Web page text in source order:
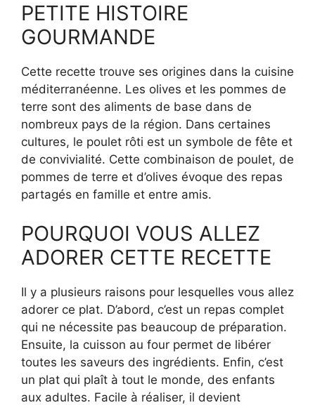
PETITE HISTOIRE
GOURMANDE
Cette recette trouve ses origines dans la cuisine
méditerranéenne. Les olives et les pommes de
terre sont des aliments de base dans de
nombreux pays de la région. Dans certaines
cultures, le poulet rôti est un symbole de fête et
de convivialité. Cette combinaison de poulet, de
pommes de terre et d’olives évoque des repas
partagés en famille et entre amis.
POURQUOI VOUS ALLEZ
ADORER CETTE RECETTE
Il y a plusieurs raisons pour lesquelles vous allez
adorer ce plat. D’abord, c’est un repas complet
qui ne nécessite pas beaucoup de préparation.
Ensuite, la cuisson au four permet de libérer
toutes les saveurs des ingrédients. Enfin, c’est
un plat qui plaît à tout le monde, des enfants
aux adultes. Facile à réaliser, il devient